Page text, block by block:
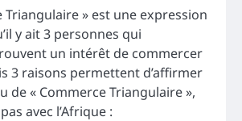
Triangulaire » est une expression
y ait 3 personnes qui
un intérêt de commercer
3 raisons permettent d’affirmer
de « Commerce Triangulaire »,
avec l’Afrique :